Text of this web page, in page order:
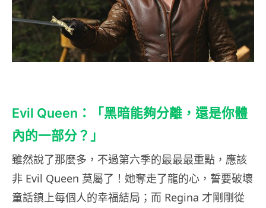
Evil Queen：「黑暗能夠分離，還是你體
內的一部分？」
雖然說了那麼多，不過第六季的最最最重點，應該
非 Evil Queen 莫屬了！她奪走了龍的心，誓要破壞
童話鎮上每個人的幸福結局；而 Regina 才剛剛從